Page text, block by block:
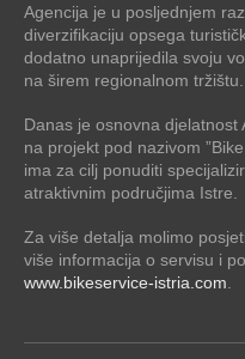
Agencija je u posljednjem
diverzifikaciju opsega
dodatno unaprijedila svoju
na širem regionalnom tržištu.
Danas je osnovna
na projekt pod nazivom
ima za cilj ponuditi
atraktivnim područjima Istre.
Za više detalja molimo
više informacija o servisu i
www.bikeservice-istria.com